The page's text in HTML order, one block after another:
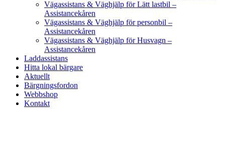
Vägassistans & Väghjälp för Lätt lastbil –
Assistancekåren
Vägassistans & Väghjälp för personbil –
Assistancekåren
Vägassistans & Väghjälp för Husvagn –
Assistancekåren
Laddassistans
Hitta lokal bärgare
Aktuellt
Bärgningsfordon
Webbshop
Kontakt